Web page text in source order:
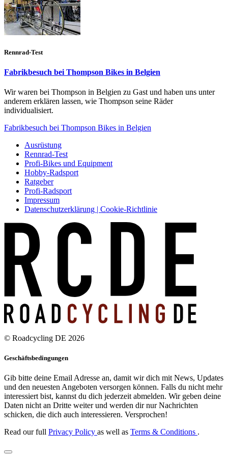
Rennrad-Test
Fabrikbesuch bei Thompson Bikes in Belgien
Wir waren bei Thompson in Belgien zu Gast und haben uns unter
anderem erklären lassen, wie Thompson seine Räder
individualisiert.
Fabrikbesuch bei Thompson Bikes in Belgien
Ausrüstung
Rennrad-Test
Profi-Bikes und Equipment
Hobby-Radsport
Ratgeber
Profi-Radsport
Impressum
Datenschutzerklärung | Cookie-Richtlinie
© Roadcycling DE 2026
Geschäftsbedingungen
Gib bitte deine Email Adresse an, damit wir dich mit News, Updates
und den neuesten Angeboten versorgen können. Falls du nicht mehr
interessiert bist, kannst du dich jederzeit abmelden. Wir geben deine
Daten nicht an Dritte weiter und werden dir nur Nachrichten
schicken, die dich auch interessieren. Versprochen!
Read our full Privacy Policy as well as Terms & Conditions .